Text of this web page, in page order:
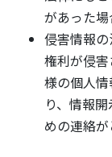
があった場
侵害情報
権利が侵
様の個人
り、情報
めの連絡が